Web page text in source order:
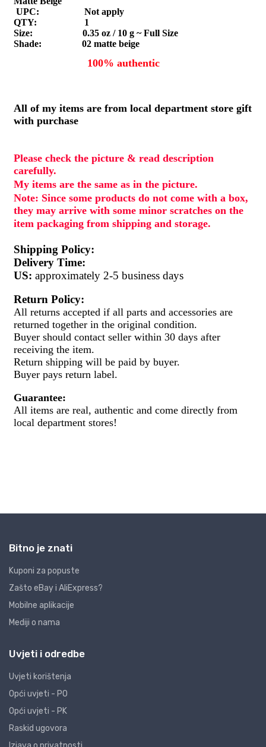
Bitno je znati
Kuponi za popuste
Zašto eBay i AliExpress?
Mobilne aplikacije
Mediji o nama
Uvjeti i odredbe
Uvjeti korištenja
Opći uvjeti - PO
Opći uvjeti - PK
Raskid ugovora